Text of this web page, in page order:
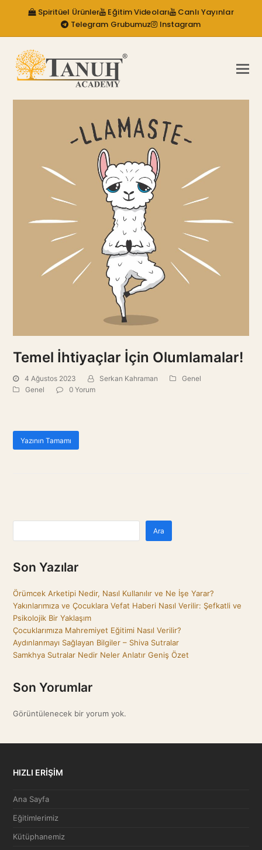
Spiritüel Ürünler Eğitim Videoları
Canlı Yayınlar
Telegram Grubumuz
Instagram
Temel İhtiyaçlar İçin Olumlamalar!
4 Ağustos 2023 Serkan Kahraman
Genel
Genel
0 Yorum
Yazının Tamamı
Ara
Son Yazılar
Örümcek Arketipi Nedir, Nasıl Kullanılır ve Ne İşe Yarar?
Yakınlarımıza ve Çocuklara Vefat Haberi Nasıl Verilir: Şefkatli ve
Psikolojik Bir Yaklaşım
Çocuklarımıza Mahremiyet Eğitimi Nasıl Verilir?
Aydınlanmayı Sağlayan Bilgiler – Shiva Sutralar
Samkhya Sutralar Nedir Neler Anlatır Geniş Özet
Son Yorumlar
Görüntülenecek bir yorum yok.
HIZLI ERİŞİM
Ana Sayfa
Eğitimlerimiz
Kütüphanemiz